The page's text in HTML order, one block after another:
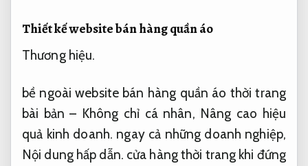
Thiết kế website bán hàng quần áo
Thương hiệu.
bề ngoài website bán hàng quần áo thời trang
bài bản – Không chỉ cá nhân, Nâng cao hiệu
quả kinh doanh. ngay cả những doanh nghiệp,
Nội dung hấp dẫn. cửa hàng thời trang khi đứng